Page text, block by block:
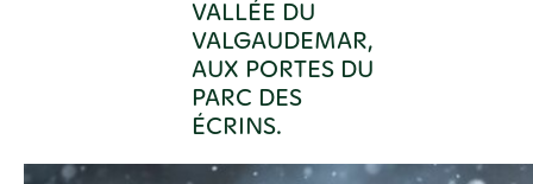
VALLÉE DU
VALGAUDEMAR,
AUX PORTES DU
PARC DES
ÉCRINS.